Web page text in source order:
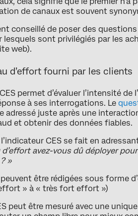
de canaux est souvent
conseillé de poser des
lesquels sont privilégiés par les
web).
d’effort fourni par les clients
permet d’évaluer l’intensité
à ses interrogations. Le
adressé juste après une
et obtenir des données fiables.
CES se fait en
d’effort avez-vous dû déployer
»
être rédigées sous forme
» à « très fort effort »)
peut être mesuré avec une